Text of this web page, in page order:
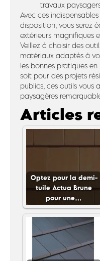
travaux
Avec ces
disposition, vous serez
extérieurs magnifiques
Veillez à choisir des
matériaux adaptés à
les bonnes pratiques
soit pour des projets
publics, ces outils vous
paysagères
Articles
Optez pour la demi-
tuile Actua Brune
pour une…